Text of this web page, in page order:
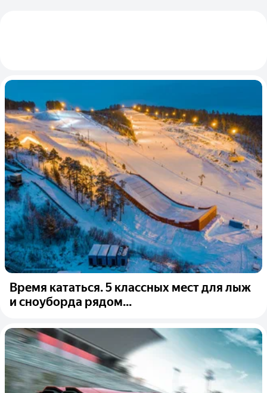
Время кататься. 5 классных мест для лыж
и сноуборда рядом...